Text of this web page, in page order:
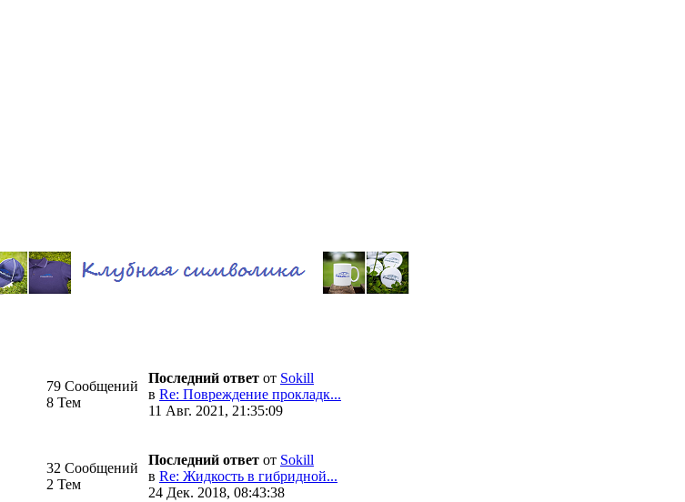
79 Сообщений
8 Тем
Последний ответ от Sokill
в Re: Повреждение прокладк...
11 Авг. 2021, 21:35:09
32 Сообщений
2 Тем
Последний ответ от Sokill
в Re: Жидкость в гибридной...
24 Дек. 2018, 08:43:38